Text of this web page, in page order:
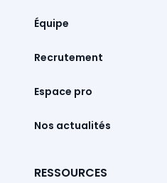
Équipe
Recrutement
Espace pro
Nos actualités
RESSOURCES